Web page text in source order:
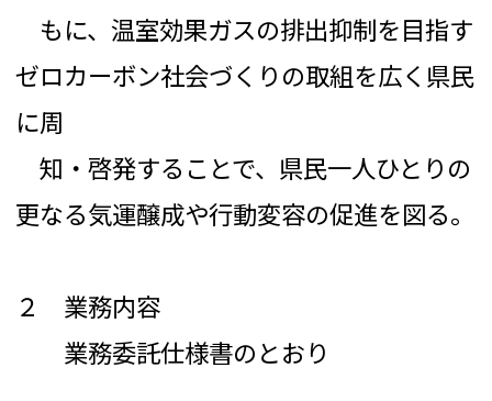
もに、温室効果ガスの排出抑制を目指す
ゼロカーボン社会づくりの取組を広く県民
に周
知・啓発することで、県民一人ひとりの
更なる気運醸成や行動変容の促進を図る。
２ 業務内容
業務委託仕様書のとおり